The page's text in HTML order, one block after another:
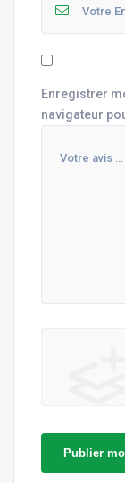
Enregistrer
navigateur
Publier